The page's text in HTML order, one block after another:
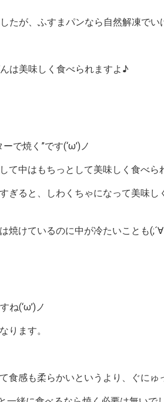
が、ふすまパンなら自然解凍でい
は美味しく食べられますよ♪
で焼く”です(‘ω’)ノ
て中はもちっとして美味しく食べら
ると、しわくちゃになって美味
焼けているのに中が冷たいことも
ね(‘ω’)ノ
ります。
感も柔らかいというより、ぐにゅ